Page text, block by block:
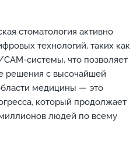
стоматология активно
технологий, таких как
системы, что позволяет
решения с высочайшей
медицины — это
который продолжает
людей по всему